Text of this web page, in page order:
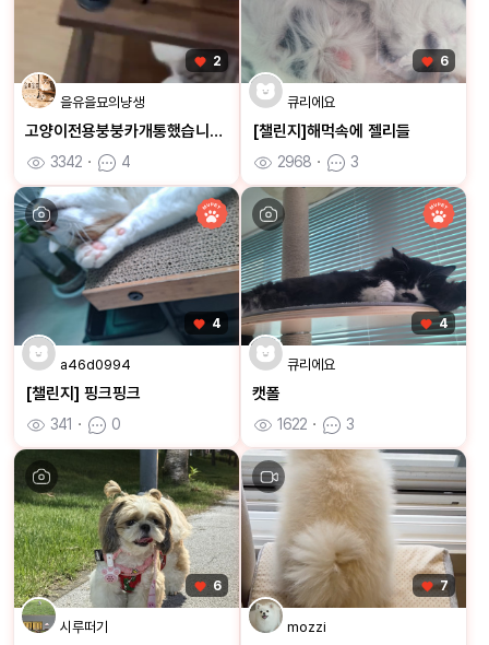
2
을유을묘의냥생
고양이전용붕붕카개통했습니다ㅋㅋ
3342 ㆍ 4
6
큐리에요
[챌린지]해먹속에 젤리들
2968 ㆍ 3
4
a46d0994
[챌린지] 핑크핑크
341 ㆍ 0
4
큐리에요
캣폴
1622 ㆍ 3
6
시루떠기
7
mozzi